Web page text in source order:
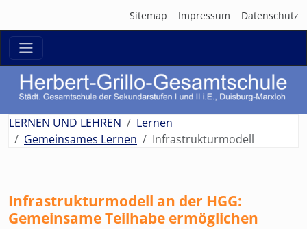
Sitemap Impressum Datenschutz
zurück
LERNEN UND LEHREN
Lernen
Gemeinsames Lernen
Infrastrukturmodell
Infrastrukturmodell an der HGG:
Gemeinsame Teilhabe ermöglichen